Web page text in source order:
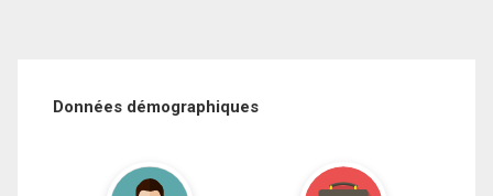
Données démographiques